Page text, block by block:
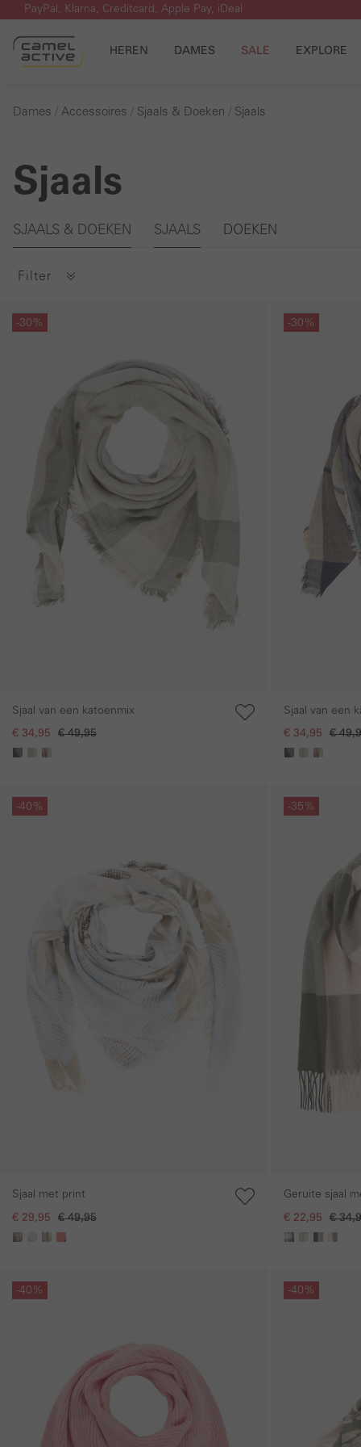
naar de hoofdinhoud
Ga naar de zoekopdracht
Ga naar de hoofdnavigatie
PayPal, Klarna, Creditcard, Apple Pay, iDeal
HEREN DAMES SALE EXPLORE
Dames Accessoires Sjaals & Doeken Sjaals
Sjaals
Galerie overslaan
SJAALS & DOEKEN SJAALS DOEKEN
Filter
-30%
Sjaal van een katoenmix
€ 34,95 € 49,95
-30%
Sjaal van een
€ 34,95 €
-40%
Sjaal met print
€ 29,95 € 49,95
-35%
Geruite sjaal
€ 22,95 €
-40% -40%